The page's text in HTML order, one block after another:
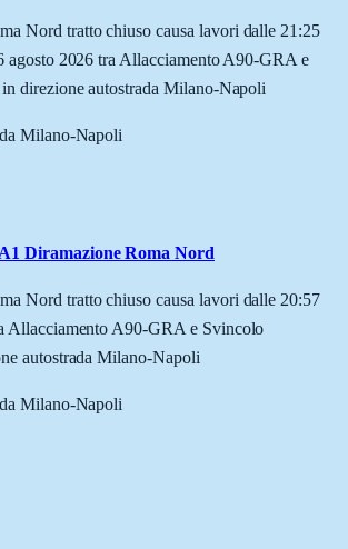
Nord tratto chiuso causa lavori dalle 21:25
agosto 2026 tra Allacciamento A90-GRA e
direzione autostrada Milano-Napoli
Milano-Napoli
A1 Diramazione Roma Nord
Nord tratto chiuso causa lavori dalle 20:57
Allacciamento A90-GRA e Svincolo
autostrada Milano-Napoli
Milano-Napoli